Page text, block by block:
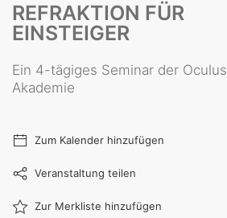
REFRAKTION FÜR
EINSTEIGER
Ein 4-tägiges Seminar der Oculus
Akademie
Zum Kalender hinzufügen
Veranstaltung teilen
Zur Merkliste hinzufügen